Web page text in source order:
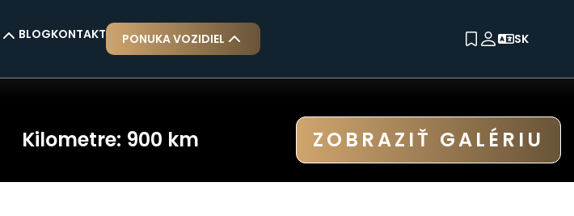
VOZIDLO AKO PROTIHODNOTA
FINANCOVANIE VOZIDLA
BLOGKONTAKT PONUKA VOZIDIEL SK
Kilometre: 900 km ZOBRAZIŤ GALÉRIU